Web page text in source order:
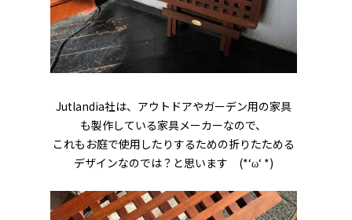
Jutlandia社は、アウトドアやガーデン用の家具
も製作している家具メーカーなので、
これもお庭で使用したりするための折りたためる
デザインなのでは？と思います (*‘ω‘ *)